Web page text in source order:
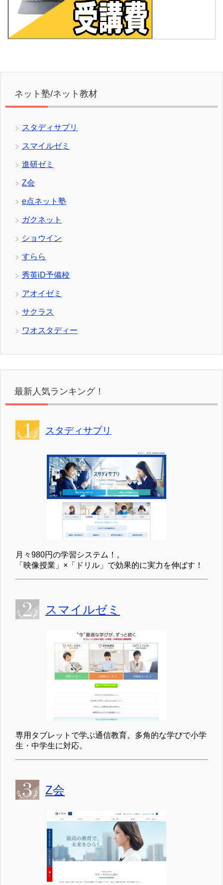
ネット塾/ネット教材
スタディサプリ
スマイルゼミ
進研ゼミ
Z会
e点ネット塾
ガクネット
ショウイン
すらら
秀英iD予備校
アオイゼミ
サクラス
ワオスタディー
最新人気ランキング！
スタディサプリ
月々980円の学習システム！。
「映像授業」×「ドリル」で効果的に実力を伸ばす！
スマイルゼミ
専用タブレットで学ぶ通信教育。多角的な学びで小学
生・中学生に対応。
Z会